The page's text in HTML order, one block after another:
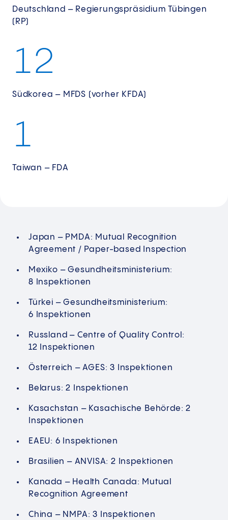
Deutschland – Regierungspräsidium Tübingen
(RP)
12
Südkorea – MFDS (vorher KFDA)
1
Taiwan – FDA
Japan – PMDA: Mutual Recognition
Agreement / Paper-based Inspection
Mexiko – Gesundheitsministerium:
8 Inspektionen
Türkei – Gesundheitsministerium:
6 Inspektionen
Russland – Centre of Quality Control:
12 Inspektionen
Österreich – AGES: 3 Inspektionen
Belarus: 2 Inspektionen
Kasachstan – Kasachische Behörde: 2
Inspektionen
EAEU: 6 Inspektionen
Brasilien – ANVISA: 2 Inspektionen
Kanada – Health Canada: Mutual
Recognition Agreement
China – NMPA: 3 Inspektionen